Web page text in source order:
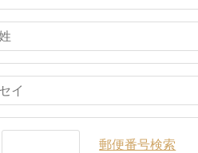
郵便番号検索